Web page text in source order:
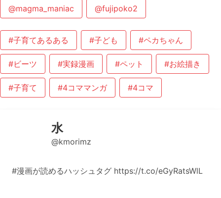
@magma_maniac @fujipoko2
#子育てあるある #子ども #ペカちゃん
#ビーツ #実録漫画 #ペット #お絵描き
#子育て #4コママンガ #4コマ
水
@kmorimz
#漫画が読めるハッシュタグ https://t.co/eGyRatsWlL